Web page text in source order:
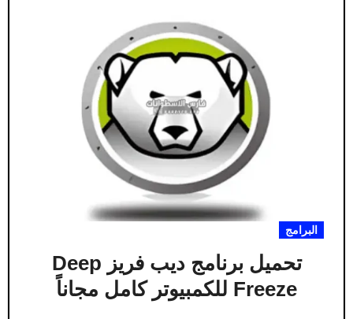
البرامج
تحميل برنامج ديب فريز Deep
Freeze للكمبيوتر كامل مجاناً